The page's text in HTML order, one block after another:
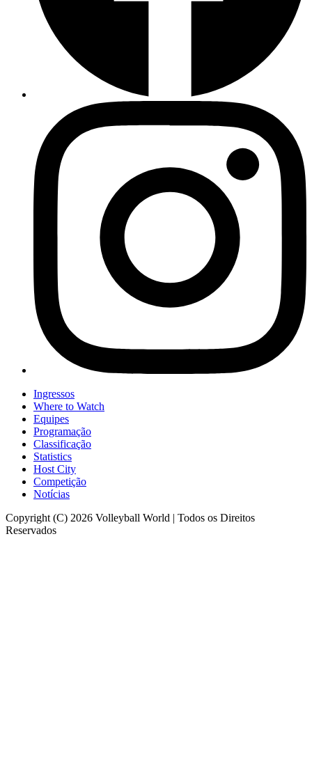
Ingressos
Where to Watch
Equipes
Programação
Classificação
Statistics
Host City
Competição
Notícias
Copyright (C) 2026 Volleyball World | Todos os Direitos
Reservados